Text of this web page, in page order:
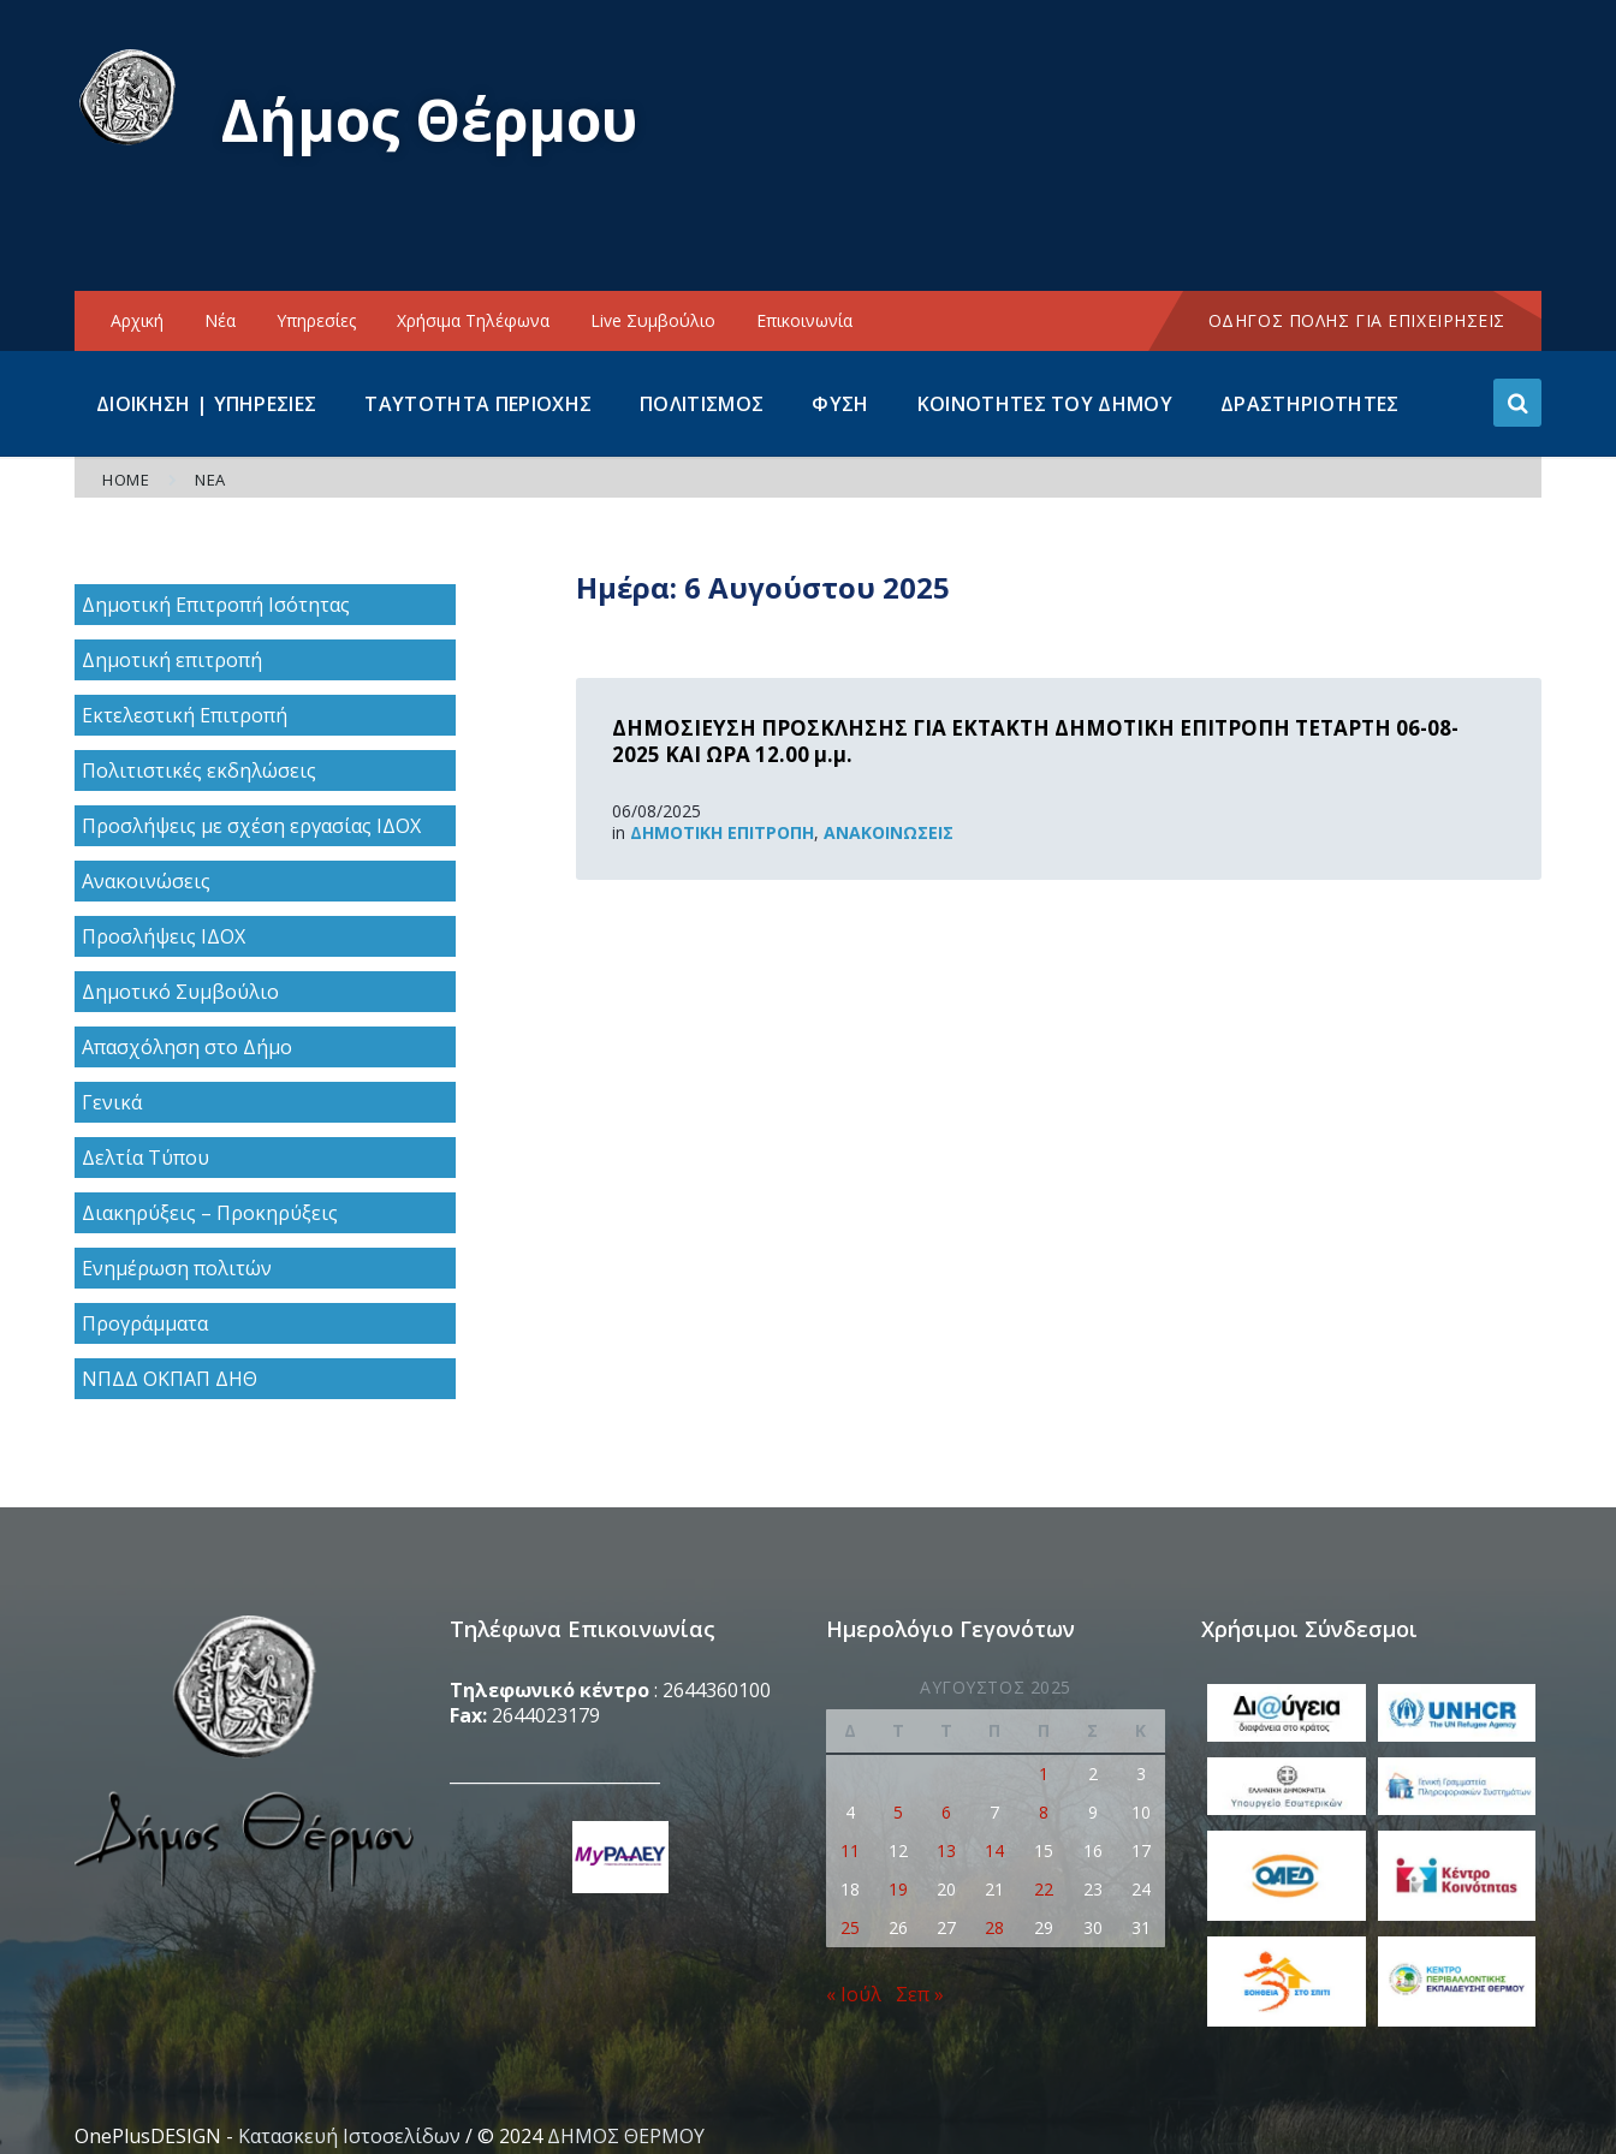
navigation
Δήμος Θέρμου
Αρχική Νέα Υπηρεσίες Χρήσιμα Τηλέφωνα Live Συμβούλιο Επικοινωνία
Choose
language:
ΟΔΗΓΟΣ ΠΟΛΗΣ ΓΙΑ ΕΠΙΧΕΙΡΗΣΕΙΣ
ΔΙΟΙΚΗΣΗ | ΥΠΗΡΕΣΙΕΣ ΤΑΥΤΟΤΗΤΑ ΠΕΡΙΟΧΗΣ ΠΟΛΙΤΙΣΜΟΣ ΦΥΣΗ ΚΟΙΝΟΤΗΤΕΣ ΤΟΥ ΔΗΜΟΥ ΔΡΑΣΤΗΡΙΟΤΗΤΕΣ
HOME ΝΈΑ
Ημέρα: 6 Αυγούστου 2025
ΔΗΜΟΣΙΕΥΣΗ ΠΡΟΣΚΛΗΣΗΣ ΓΙΑ ΕΚΤΑΚΤΗ ΔΗΜΟΤΙΚΗ ΕΠΙΤΡΟΠΗ ΤΕΤΑΡΤΗ 06-08-
2025 ΚΑΙ ΩΡΑ 12.00 μ.μ.
06/08/2025
in ΔΗΜΟΤΙΚΉ ΕΠΙΤΡΟΠΉ, ΑΝΑΚOΙΝΏΣΕΙΣ
Read
Δημοτική Επιτροπή Ισότητας
Δημοτική επιτροπή
Εκτελεστική Επιτροπή
Πολιτιστικές εκδηλώσεις
Προσλήψεις με σχέση εργασίας ΙΔΟΧ
Ανακoινώσεις
Προσλήψεις ΙΔΟΧ
Δημοτικό Συμβούλιο
Απασχόληση στο Δήμο
Γενικά
Δελτία Τύπου
Διακηρύξεις – Προκηρύξεις
Ενημέρωση πολιτών
Προγράμματα
ΝΠΔΔ ΟΚΠΑΠ ΔΗΘ
Τηλέφωνα Επικοινωνίας
Τηλεφωνικό κέντρο: 2644360100
Fax: 2644023179
Ημερολόγιο Γεγονότων
ΑΎΓΟΥΣΤΟΣ 2025
Δ
Τ Τ Π Π Σ
Κ
1
2
3
4
5 6 7 8 9
10
11
12 13 14 15 16
17
18
19 20 21 22 23
24
25
26 27 28 29 30 31
« Ιούλ Σεπ »
Χρήσιμοι Σύνδεσμοι
OnePlusDESIGN - Κατασκευή Ιστοσελίδων / © 2024ΔΗΜΟΣ ΘΕΡΜΟΥ